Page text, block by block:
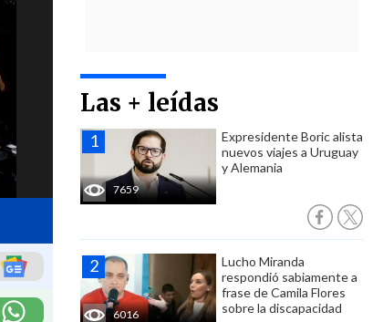
Las + leídas
7659
Expresidente Boric alista
nuevos viajes a Uruguay
y Alemania
6016
Lucho Miranda
respondió sabiamente a
frase de Camila Flores
sobre la discapacidad